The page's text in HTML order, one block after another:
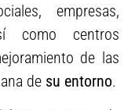
empresas,
como centros
de las
de su entorno.